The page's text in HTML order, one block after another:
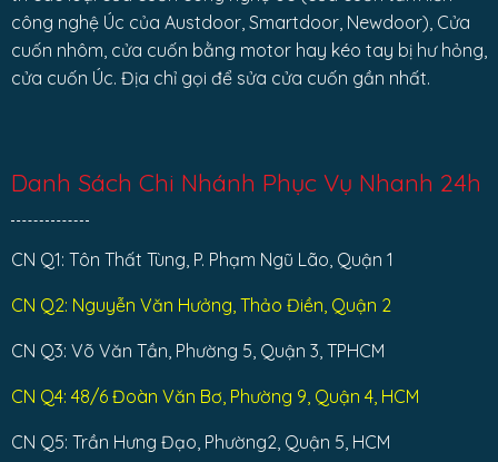
công nghệ Úc của Austdoor, Smartdoor, Newdoor), Cửa
cuốn nhôm, cửa cuốn bằng motor hay kéo tay bị hư hỏng,
cửa cuốn Úc. Địa chỉ gọi để sửa cửa cuốn gần nhất.
Danh Sách Chi Nhánh Phục Vụ Nhanh 24h
CN Q1: Tôn Thất Tùng, P. Phạm Ngũ Lão, Quận 1
CN Q2: Nguyễn Văn Hưởng, Thảo Điền, Quận 2
CN Q3: Võ Văn Tần, Phường 5, Quận 3, TPHCM
CN Q4: 48/6 Đoàn Văn Bơ, Phường 9, Quận 4, HCM
CN Q5: Trần Hưng Đạo, Phường2, Quận 5, HCM